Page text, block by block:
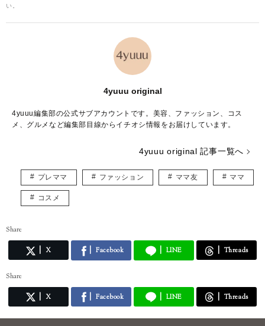
い。
4yuuu original
4yuuu編集部の公式サブアカウントです。美容、ファッション、コス
メ、グルメなど編集部目線からイチオシ情報をお届けしています。
4yuuu original 記事一覧へ
プレママ ファッション ママ友 ママ
コスメ
Share
X Facebook LINE Threads
Share
X Facebook LINE Threads